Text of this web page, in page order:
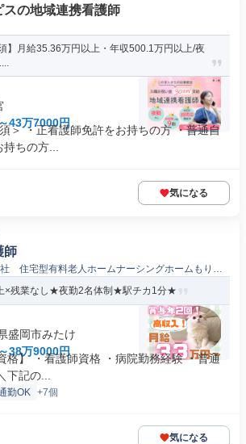
スの地域連携看護師
】月給35.36万円以上・年収500.1万円以上/夜
43万7000円
＞ ・正看護師免許をお持ちの方 ・普通自
ちの方...
気になる
師
住宅型有料老人ホームナーシングホームもりお
×残業なし★夜勤2名体制★駅チカ1分★
盛岡市みたけ
38万9000円
格】 ・看護師資格 ・病院勤務経験 ・普通
下記の...
勤OK +7個
気になる